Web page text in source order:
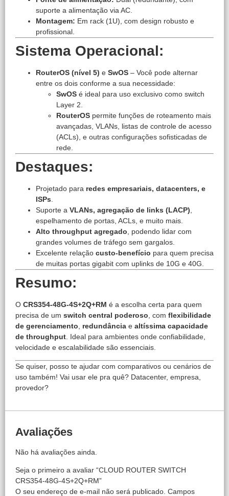
suporte a alimentação via AC.
Montagem: Em rack (1U), com design robusto e
profissional.
Sistema Operacional:
RouterOS (nível 5) e SwOS – Você pode alternar
entre os dois conforme a sua necessidade:
SwOS é ideal para uso exclusivo como switch
Layer 2.
RouterOS permite funções de roteamento mais
avançadas, VLANs, listas de controle de acesso
(ACLs), e outras configurações sofisticadas de
rede.
Destaques:
Projetado para redes empresariais, datacenters, e
ISPs
Suporte a VLANs, agregação de links (LACP)
espelhamento de portas, ACLs, e muito mais.
Alto throughput agregado , podendo lidar com
grandes volumes de tráfego sem gargalos.
Excelente relação custo-benefício para quem precisa
de muitas portas gigabit com uplinks de 10G e 40G.
Resumo:
O CRS354-48G-4S+2Q+RM é a escolha certa para quem
precisa de um switch central poderoso , com flexibilidade
de gerenciamento
redundância e altíssima capacidade
de throughput . Ideal para ambientes onde confiabilidade,
velocidade e escalabilidade são essenciais.
Se quiser, posso te ajudar com comparativos ou cenários de
uso também! Vai usar ele pra quê? Datacenter, empresa,
provedor?
Avaliações
Não há avaliações ainda.
Seja o primeiro a avaliar “CLOUD ROUTER SWITCH
CRS354-48G-4S+2Q+RM”
O seu endereço de e-mail não será publicado. Campos